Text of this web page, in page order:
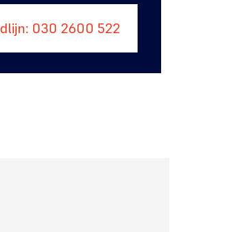
030 2600 522